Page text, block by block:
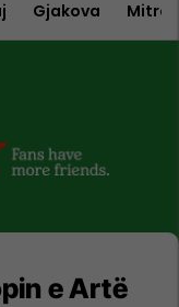
Gjakova
e Artë